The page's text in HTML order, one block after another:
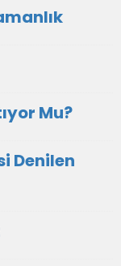
Mu?
Denilen